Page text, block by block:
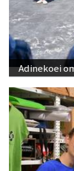
Adinekoei